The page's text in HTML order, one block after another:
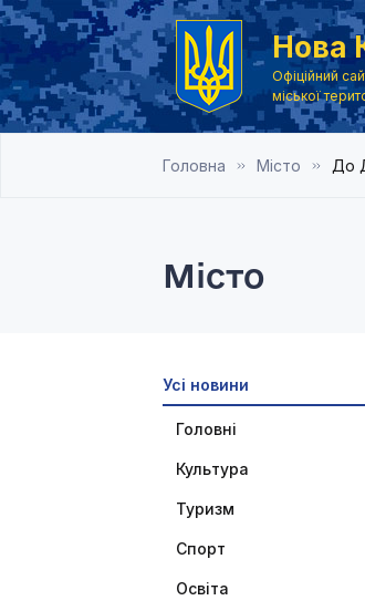
Нова
Офіційний
міської
Головна Місто До
Місто
Усі новини
Головні
Культура
Туризм
Спорт
Освіта